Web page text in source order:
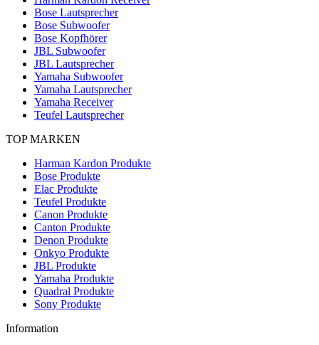
Bose Lautsprecher
Bose Subwoofer
Bose Kopfhörer
JBL Subwoofer
JBL Lautsprecher
Yamaha Subwoofer
Yamaha Lautsprecher
Yamaha Receiver
Teufel Lautsprecher
TOP MARKEN
Harman Kardon Produkte
Bose Produkte
Elac Produkte
Teufel Produkte
Canon Produkte
Canton Produkte
Denon Produkte
Onkyo Produkte
JBL Produkte
Yamaha Produkte
Quadral Produkte
Sony Produkte
Information